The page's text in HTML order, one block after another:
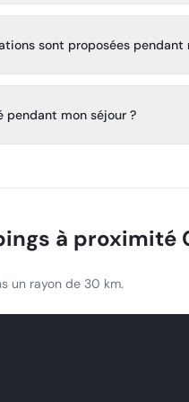
en été et divers tournois
sont proposées pendant
sports.
pendant mon séjour ?
votre séjour.
à proximité
un rayon de 30 km.